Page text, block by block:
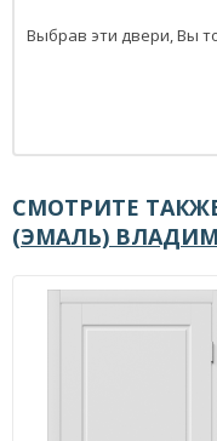
Выбрав эти двери, Вы
СМОТРИТЕ
(ЭМАЛЬ)